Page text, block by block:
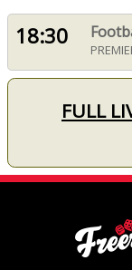
18:30
FULL